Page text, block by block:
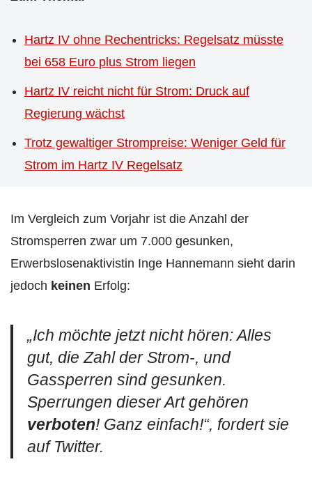
Hartz IV ohne Rechentricks: Regelsatz müsste
bei 658 Euro plus Strom liegen
Hartz IV reicht nicht für Strom: Druck auf
Regierung wächst
Trotz gewaltiger Strompreise: Weniger Geld für
Strom im Hartz IV Regelsatz
Im Vergleich zum Vorjahr ist die Anzahl der
Stromsperren zwar um 7.000 gesunken,
Erwerbslosenaktivistin Inge Hannemann sieht darin
jedoch keinen Erfolg:
„Ich möchte jetzt nicht hören: Alles
gut, die Zahl der Strom-, und
Gassperren sind gesunken.
Sperrungen dieser Art gehören
verboten! Ganz einfach!“, fordert sie
auf Twitter.